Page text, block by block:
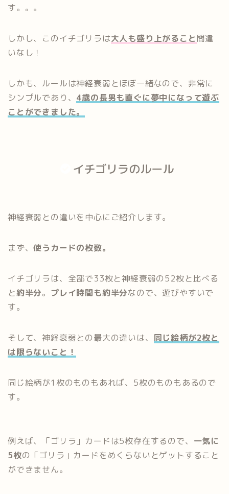
す。。。
しかし、このイチゴリラは大人も盛り上がること 間違
いなし！
しかも、ルールは神経衰弱とほぼ一緒なので、非常に
シンプルであり、 4歳の長男も直ぐに夢中になって遊ぶ
ことができました。
イチゴリラのルール
神経衰弱との違いを中心にご紹介します。
まず、使うカードの枚数。
イチゴリラは、全部で33枚と神経衰弱の52枚と比べる
と約半分。 プレイ時間も約半分なので、遊びやすいで
す。
そして、神経衰弱との最大の違いは、 同じ絵柄が2枚と
は限らないこと！
同じ絵柄が1枚のものもあれば、5枚のものもあるので
す。
例えば、「ゴリラ」カードは5枚存在するので、 一気に
5枚の「ゴリラ」カードをめくらないとゲットすること
ができません。